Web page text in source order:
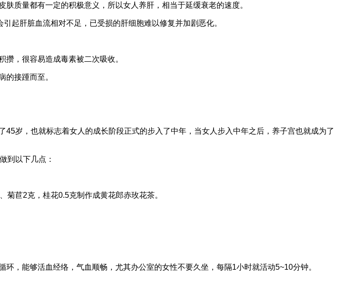
质量都有一定的积极意义，所以女人养肝，相当于延缓衰老的速度。
起肝脏血流相对不足，已受损的肝细胞难以修复并加剧恶化。
，很容易造成毒素被二次吸收。
的接踵而至。
岁，也就标志着女人的成长阶段正式的步入了中年，当女人步入中年之后，养子宫也就成为了
到以下几点：
苣2克，桂花0.5克制作成黄花郎赤玫花茶。
，能够活血经络，气血顺畅，尤其办公室的女性不要久坐，每隔1小时就活动5~10分钟。